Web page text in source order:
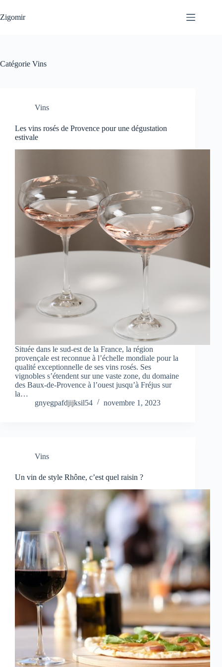
au
contenu
Zigomir
Catégorie Vins
Vins
Les vins rosés de Provence pour une dégustation
estivale
Située dans le sud-est de la France, la région
provençale est reconnue à l’échelle mondiale pour la
qualité exceptionnelle de ses vins rosés. Ses
vignobles s’étendent sur une vaste zone, du domaine
des Baux-de-Provence à l’ouest jusqu’à Fréjus sur
la…
gnyegpafdjijksil54
novembre 1, 2023
Vins
Un vin de style Rhône, c’est quel raisin ?